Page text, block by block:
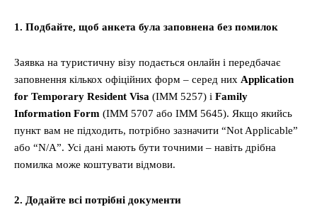
1. Подбайте, щоб анкета була заповнена без помилок
Заявка на туристичну візу подається онлайн і передбачає
заповнення кількох офіційних форм – серед них Application
for Temporary Resident Visa (IMM 5257) і Family
Information Form (IMM 5707 або IMM 5645). Якщо якийсь
пункт вам не підходить, потрібно зазначити “Not Applicable”
або “N/A”. Усі дані мають бути точними – навіть дрібна
помилка може коштувати відмови.
2. Додайте всі потрібні документи